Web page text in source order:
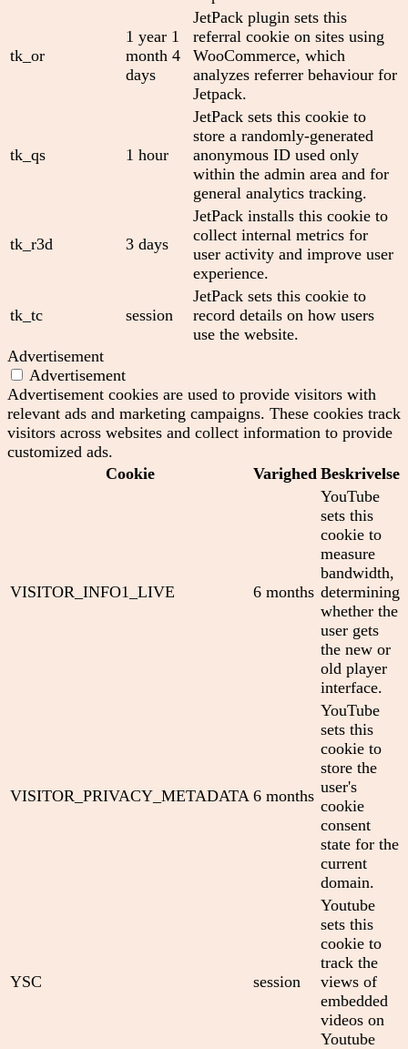
tk_or
1 year 1
month 4
days
JetPack plugin sets this
referral cookie on sites using
WooCommerce, which
analyzes referrer behaviour for
Jetpack.
tk_qs 1 hour
JetPack sets this cookie to
store a randomly-generated
anonymous ID used only
within the admin area and for
general analytics tracking.
tk_r3d 3 days
JetPack installs this cookie to
collect internal metrics for
user activity and improve user
experience.
tk_tc session
JetPack sets this cookie to
record details on how users
use the website.
Advertisement
Advertisement
Advertisement cookies are used to provide visitors with
relevant ads and marketing campaigns. These cookies track
visitors across websites and collect information to provide
customized ads.
Cookie
Varighed Beskrivelse
VISITOR_INFO1_LIVE 6 months
YouTube
sets this
cookie to
measure
bandwidth,
determining
whether the
user gets
the new or
old player
interface.
VISITOR_PRIVACY_METADATA 6 months
YouTube
sets this
cookie to
store the
user's
cookie
consent
state for the
current
domain.
YSC session
Youtube
sets this
cookie to
track the
views of
embedded
videos on
Youtube